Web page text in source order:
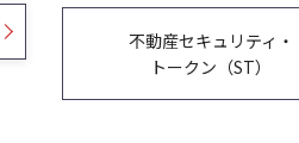
不動産セキュリティ・
トークン（ST）